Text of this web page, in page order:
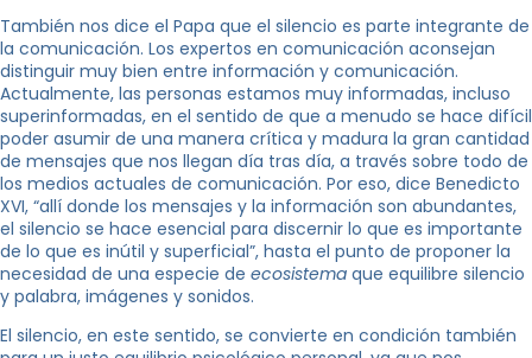
También nos dice el Papa que el silencio es parte integrante de
la comunicación. Los expertos en comunicación aconsejan
distinguir muy bien entre información y comunicación.
Actualmente, las personas estamos muy informadas, incluso
superinformadas, en el sentido de que a menudo se hace difícil
poder asumir de una manera crítica y madura la gran cantidad
de mensajes que nos llegan día tras día, a través sobre todo de
los medios actuales de comunicación. Por eso, dice Benedicto
XVI, “allí donde los mensajes y la información son abundantes,
el silencio se hace esencial para discernir lo que es importante
de lo que es inútil y superficial”, hasta el punto de proponer la
necesidad de una especie de ecosistema que equilibre silencio
y palabra, imágenes y sonidos.
El silencio, en este sentido, se convierte en condición también